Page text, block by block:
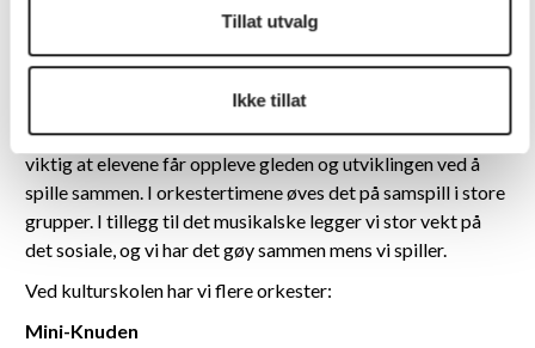
Tillat utvalg
Ikke tillat
De som får plass på et strykeinstrument blir også tildelt en
plass et et av orkestrene.
Å spille i orkester er en viktig del av strykeropplæringen.
Alle strykeinstrumenter er orkesterinstrumenter, så det er
viktig at elevene får oppleve gleden og utviklingen ved å
spille sammen. I orkestertimene øves det på samspill i store
grupper. I tillegg til det musikalske legger vi stor vekt på
det sosiale, og vi har det gøy sammen mens vi spiller.
Ved kulturskolen har vi flere orkester:
Mini-Knuden